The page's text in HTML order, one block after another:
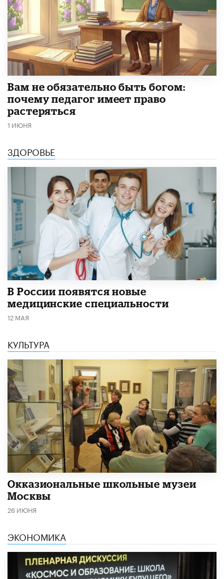
​Вам не обязательно быть богом:
почему педагог имеет право
растеряться
1 ИЮНЯ
ЗДОРОВЬЕ
В России появятся новые
медицинские специальности
12 МАЯ
КУЛЬТУРА
​Окказиональные школьные музеи
Москвы
26 ИЮНЯ
ЭКОНОМИКА